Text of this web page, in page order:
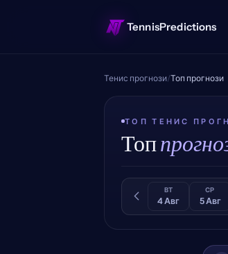
TennisPredictions
Тенис прогнози/Топ прогнози
ТОП ТЕНИС
Топ
ВТ
4 Авг
СР
5 Авг